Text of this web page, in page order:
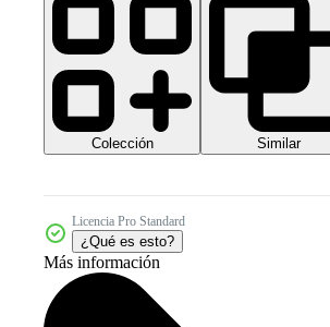
Colección Similar
Licencia Pro Standard
¿Qué es esto?
Más información